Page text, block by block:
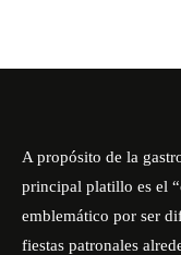
A propósito de la
principal platillo es el
emblemático por ser
fiestas patronales